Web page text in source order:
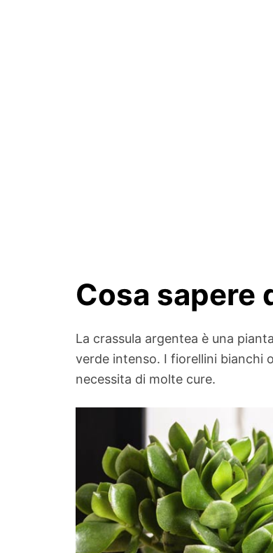
Cosa sapere
La crassula argentea è una
verde intenso. I fiorellini bianchi
necessita di molte cure.